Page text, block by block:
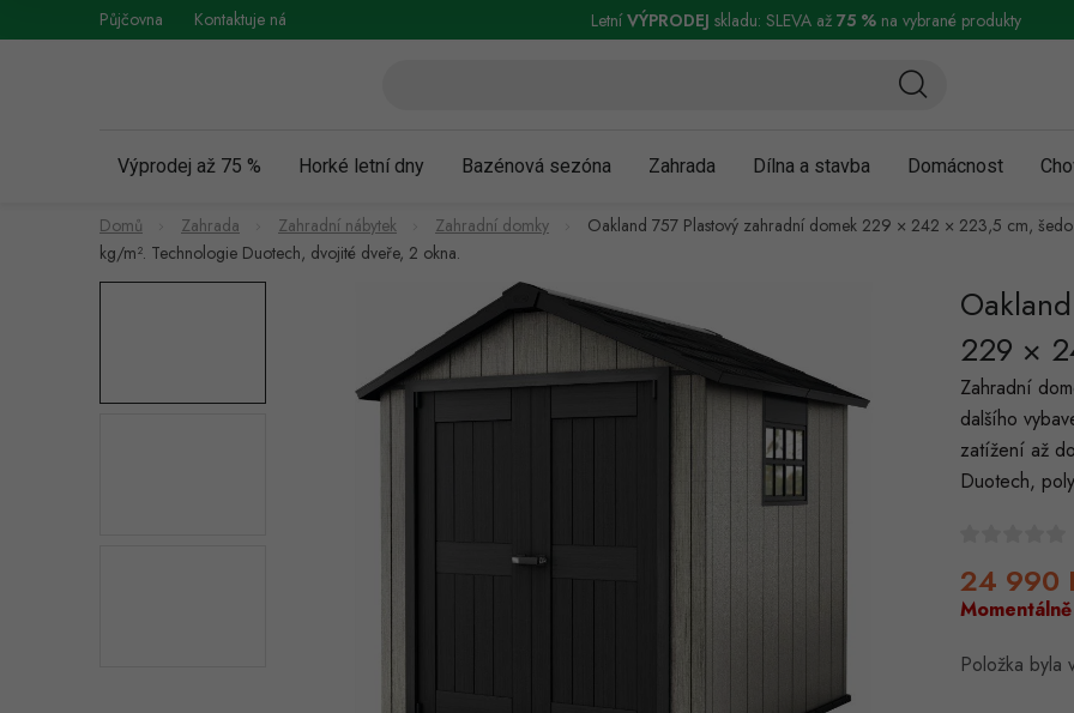
na
Půjčovna Kontaktuje nás Vrácení a reklamace Podmínky ochrany osobních údajů Obchodní
LetníVÝPRODEJ skladu: SLEVA až 75 %na vybrané produkty
Výprodej až 75 % Horké letní dny Bazénová sezóna Zahrada Dílna a stavba Domácnost
Domů Zahrada Zahradní nábytek Zahradní domky
Oakland 757 Plastový zahradní domek 229 × 242 × 223,5 cm,
kg/m². Technologie Duotech, dvojité dveře, 2 okna.
229 ×
Zahradní
dalšího
zatížení až
Duotech,
24 990
Položka